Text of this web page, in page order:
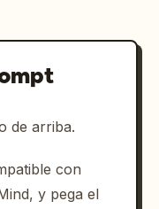
de arriba.
con
y pega el